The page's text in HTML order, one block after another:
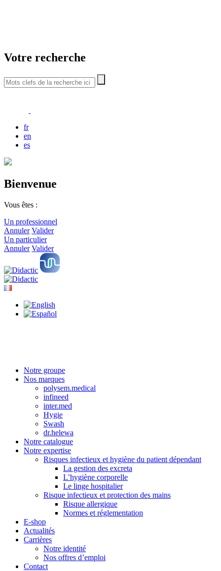
Votre recherche
fr
en
es
Bienvenue
Vous êtes :
Un professionnel
Annuler Valider
Un particulier
Annuler Valider
Notre groupe
Nos marques
polysem.medical
infineed
inter.med
Hygie
Swash
dr.helewa
Notre catalogue
Notre expertise
Risques infectieux et hygiène du patient dépendant
La gestion des excreta
L’hygiène corporelle
Le linge hospitalier
Risque infectieux et protection des mains
Risque allergique
Normes et réglementation
E-shop
Actualités
Carrières
Notre identité
Nos offres d’emploi
Contact